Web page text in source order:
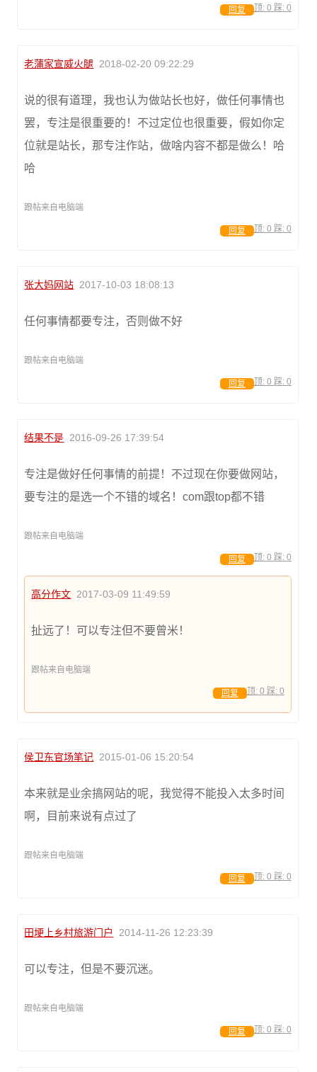
顶: 0 踩: 0
回复
老蒲家宣威火腿 2018-02-20 09:22:29
说的很有道理，我也认为做站长也好，做任何事情也
罢，专注是很重要的！不过定位也很重要，假如你定
位就是站长，那专注作站，做啥内容不都是做么！哈
哈
跟帖来自电脑端
顶: 0 踩: 0
回复
张大妈网站 2017-10-03 18:08:13
任何事情都要专注，否则做不好
跟帖来自电脑端
顶: 0 踩: 0
回复
结果不是 2016-09-26 17:39:54
专注是做好任何事情的前提！不过现在你要做网站，
要专注的是选一个不错的域名！com跟top都不错
跟帖来自电脑端
顶: 0 踩: 0
回复
高分作文 2017-03-09 11:49:59
扯远了！可以专注但不要曾米！
跟帖来自电脑端
顶: 0 踩: 0
回复
侯卫东官场笔记 2015-01-06 15:20:54
本来就是业余搞网站的呢，我觉得不能投入太多时间
啊，目前来说有点过了
跟帖来自电脑端
顶: 0 踩: 0
回复
田埂上乡村旅游门户 2014-11-26 12:23:39
可以专注，但是不要沉迷。
跟帖来自电脑端
顶: 0 踩: 0
回复